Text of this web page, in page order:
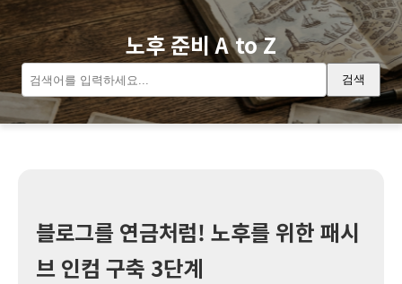
노후 준비 A to Z
검색
블로그를 연금처럼! 노후를 위한 패시
브 인컴 구축 3단계